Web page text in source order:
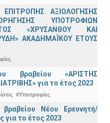
ΑΞΙΟΛΟΓΗΣΗΣ
ΥΠΟΤΡΟΦΙΩΝ
«ΧΡΥΣΑΝΘΟΥ ΚΑΙ
ΑΚΑΔΗΜΑΪΚΟΥ ΕΤΟΥΣ
βραβείου «ΑΡΙΣΤΗΣ
για το έτος 2023
#Υποτροφίες
Νέου Ερευνητή/
για το έτος 2023